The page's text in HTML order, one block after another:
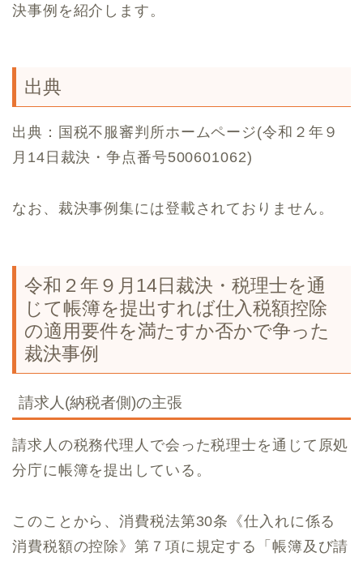
決事例を紹介します。
出典
出典：国税不服審判所ホームページ(令和２年９
月14日裁決・争点番号500601062)
なお、裁決事例集には登載されておりません。
令和２年９月14日裁決・税理士を通
じて帳簿を提出すれば仕入税額控除
の適用要件を満たすか否かで争った
裁決事例
請求人(納税者側)の主張
請求人の税務代理人で会った税理士を通じて原処
分庁に帳簿を提出している。
このことから、消費税法第30条《仕入れに係る
消費税額の控除》第７項に規定する「帳簿及び請